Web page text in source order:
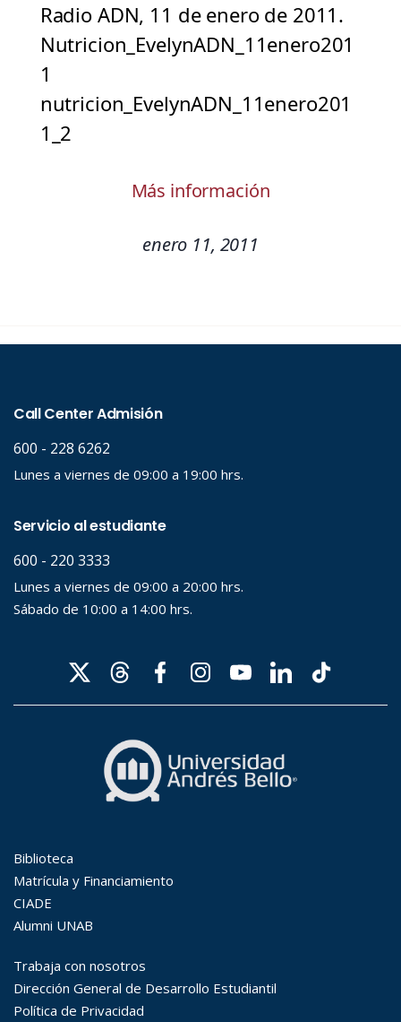
Radio ADN, 11 de enero de 2011.
Nutricion_EvelynADN_11enero201
1
nutricion_EvelynADN_11enero201
1_2
Más información
enero 11, 2011